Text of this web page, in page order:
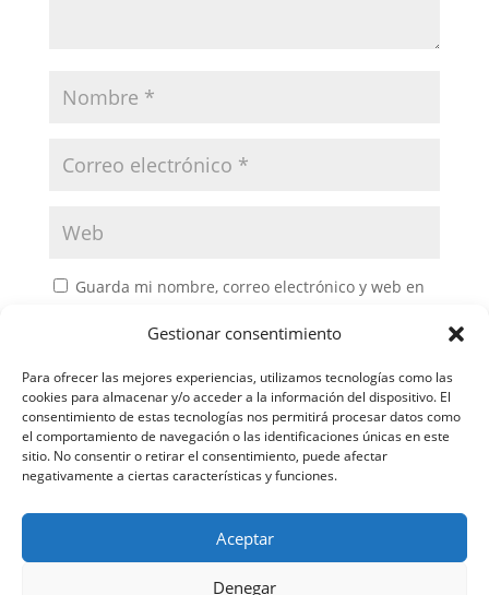
Gestionar consentimiento
Para ofrecer las mejores experiencias, utilizamos tecnologías como las
cookies para almacenar y/o acceder a la información del dispositivo. El
consentimiento de estas tecnologías nos permitirá procesar datos como
el comportamiento de navegación o las identificaciones únicas en este
sitio. No consentir o retirar el consentimiento, puede afectar
negativamente a ciertas características y funciones.
Aceptar
Denegar
Guarda mi nombre, correo electrónico y web en
Política de privacidad Política de cookies